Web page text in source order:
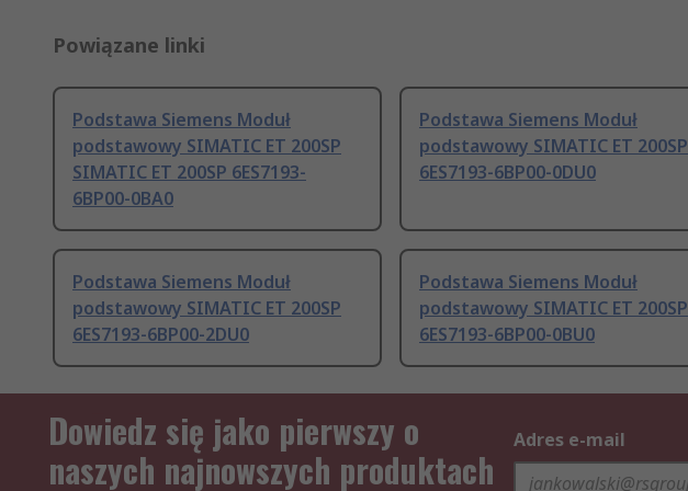
Powiązane linki
Podstawa Siemens Moduł
podstawowy SIMATIC ET 200SP
SIMATIC ET 200SP 6ES7193-
6BP00-0BA0
Podstawa Siemens Moduł
podstawowy SIMATIC ET 200SP
6ES7193-6BP00-0DU0
Podstawa Siemens Moduł
podstawowy SIMATIC ET 200SP
6ES7193-6BP00-2DU0
Podstawa Siemens Moduł
podstawowy SIMATIC ET 200SP
6ES7193-6BP00-0BU0
Dowiedz się jako pierwszy o
naszych najnowszych produktach
Adres e-mail